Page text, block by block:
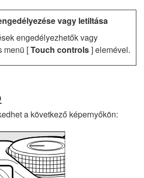
vagy letiltása
engedélyezhetők vagy
menü [Touch controls] elemével.
a következő képernyőkön: